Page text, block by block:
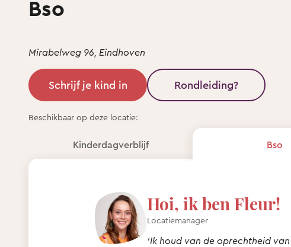
Bso
Mirabelweg 96, Eindhoven
Schrijf je kind in Rondleiding?
Beschikbaar op deze locatie:
Kinderdagverblijf Bso
Hoi, ik ben Fleur!
Locatiemanager
‘Ik houd van de oprechtheid